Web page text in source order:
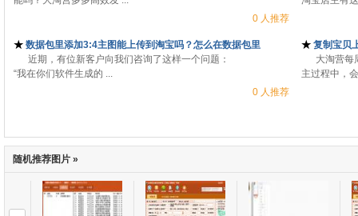
0 人推荐
★ 数据包里添加3:4主图能上传到淘宝吗？怎么在数据包里
近期，有位新客户向我们咨询了这样一个问题：
“我在你们软件生成的 ...
0 人推荐
★ 复制宝贝
大淘营每
主过程中，
随机推荐图片 »